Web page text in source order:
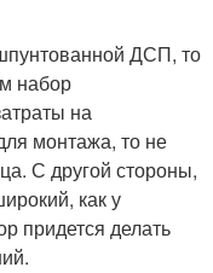
ДСП, то
набор
на
монтажа, то не
С другой стороны,
как у
придется делать